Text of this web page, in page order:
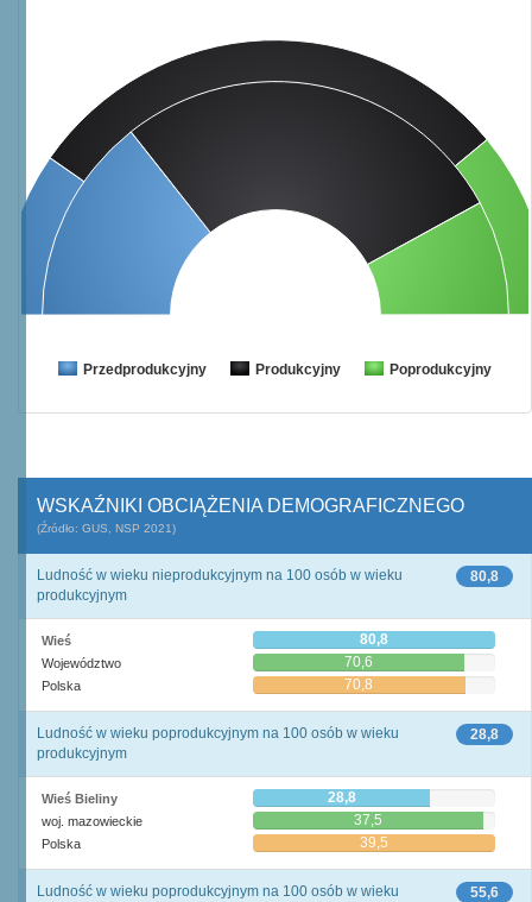
Przedprodukcyjny Produkcyjny Poprodukcyjny
WSKAŹNIKI OBCIĄŻENIA DEMOGRAFICZNEGO
(Źródło: GUS, NSP 2021)
80,8
Ludność w wieku nieprodukcyjnym na 100 osób w wieku
produkcyjnym
Wieś 80,8
Województwo 70,6
Polska 70,8
28,8
Ludność w wieku poprodukcyjnym na 100 osób w wieku
produkcyjnym
Wieś Bieliny 28,8
woj. mazowieckie 37,5
Polska 39,5
55,6
Ludność w wieku poprodukcyjnym na 100 osób w wieku